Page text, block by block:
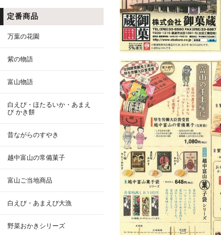
定番商品
万葉の花園
紫の物語
富山物語
白えび・ほたるいか・あまえ
び かき餅
昔ながらのすやき
越中富山の常備菓子
富山ご当地商品
白えび・あまえび大漁
野菜おかきシリーズ